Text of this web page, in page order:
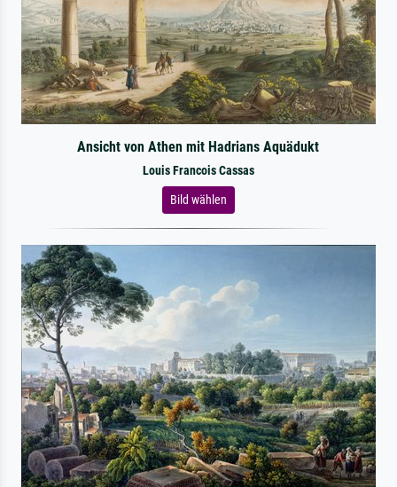
Ansicht von Athen mit Hadrians Aquädukt
Louis Francois Cassas
Bild wählen